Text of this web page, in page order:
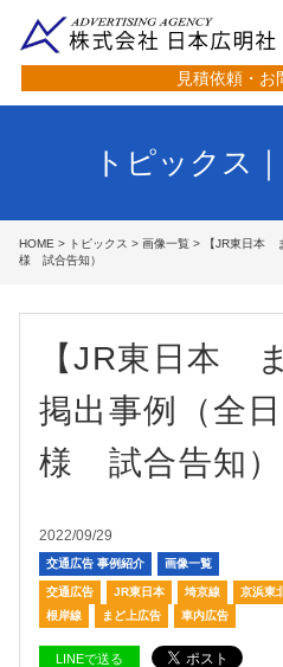
見積依頼・お
トピックス
HOME > トピックス > 画像一覧 > 【JR東日本
様 試合告知）
【JR東日本
掲出事例（全
様 試合告知）
2022/09/29
交通広告 事例紹介 画像一覧
交通広告 JR東日本 埼京線 京浜東
根岸線
まど上広告 車内広告
LINEで送る